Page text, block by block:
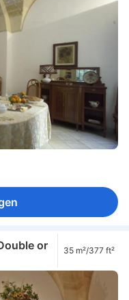
or
35 m²/377 ft²